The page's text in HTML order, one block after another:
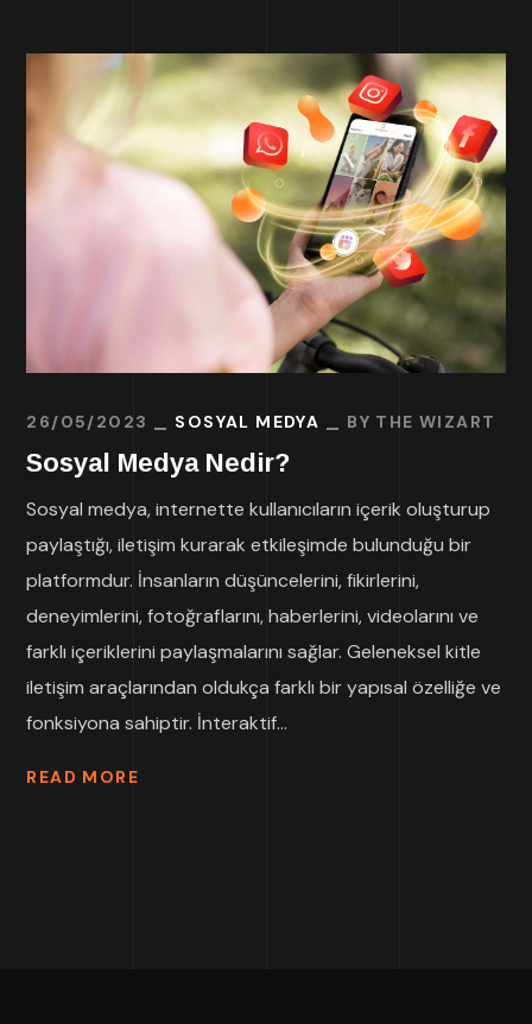
26/05/2023 SOSYAL MEDYA BY THE WIZART
Sosyal Medya Nedir?
Sosyal medya, internette kullanıcıların içerik oluşturup
paylaştığı, iletişim kurarak etkileşimde bulunduğu bir
platformdur. İnsanların düşüncelerini, fikirlerini,
deneyimlerini, fotoğraflarını, haberlerini, videolarını ve
farklı içeriklerini paylaşmalarını sağlar. Geleneksel kitle
iletişim araçlarından oldukça farklı bir yapısal özelliğe ve
fonksiyona sahiptir. İnteraktif...
READ MORE